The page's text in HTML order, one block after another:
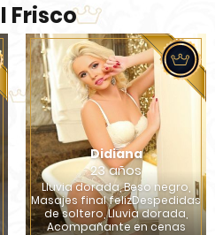
Frisco
Didiana
23 años
Lluvia dorada, Beso negro,
Masajes final felizDespedidas
de soltero, Lluvia dorada,
Acompañante en cenas